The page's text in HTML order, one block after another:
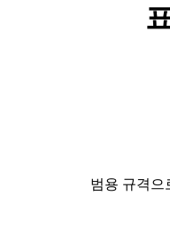
범용 규격으